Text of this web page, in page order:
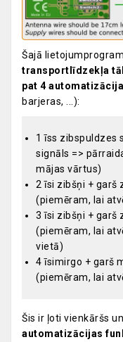
Šajā
transportlīdzekļa
pat 4
barjeras, ...):
1 īss zibspuldzes
signāls =>
mājas vārtus)
2 īsi zibšņi + garš
(piemēram, lai
3 īsi zibšņi + garš
(piemēram, lai
vietā)
4 īsimirgo + garš
(piemēram, lai
Šis ir ļoti vienkāršs
automatizācijas